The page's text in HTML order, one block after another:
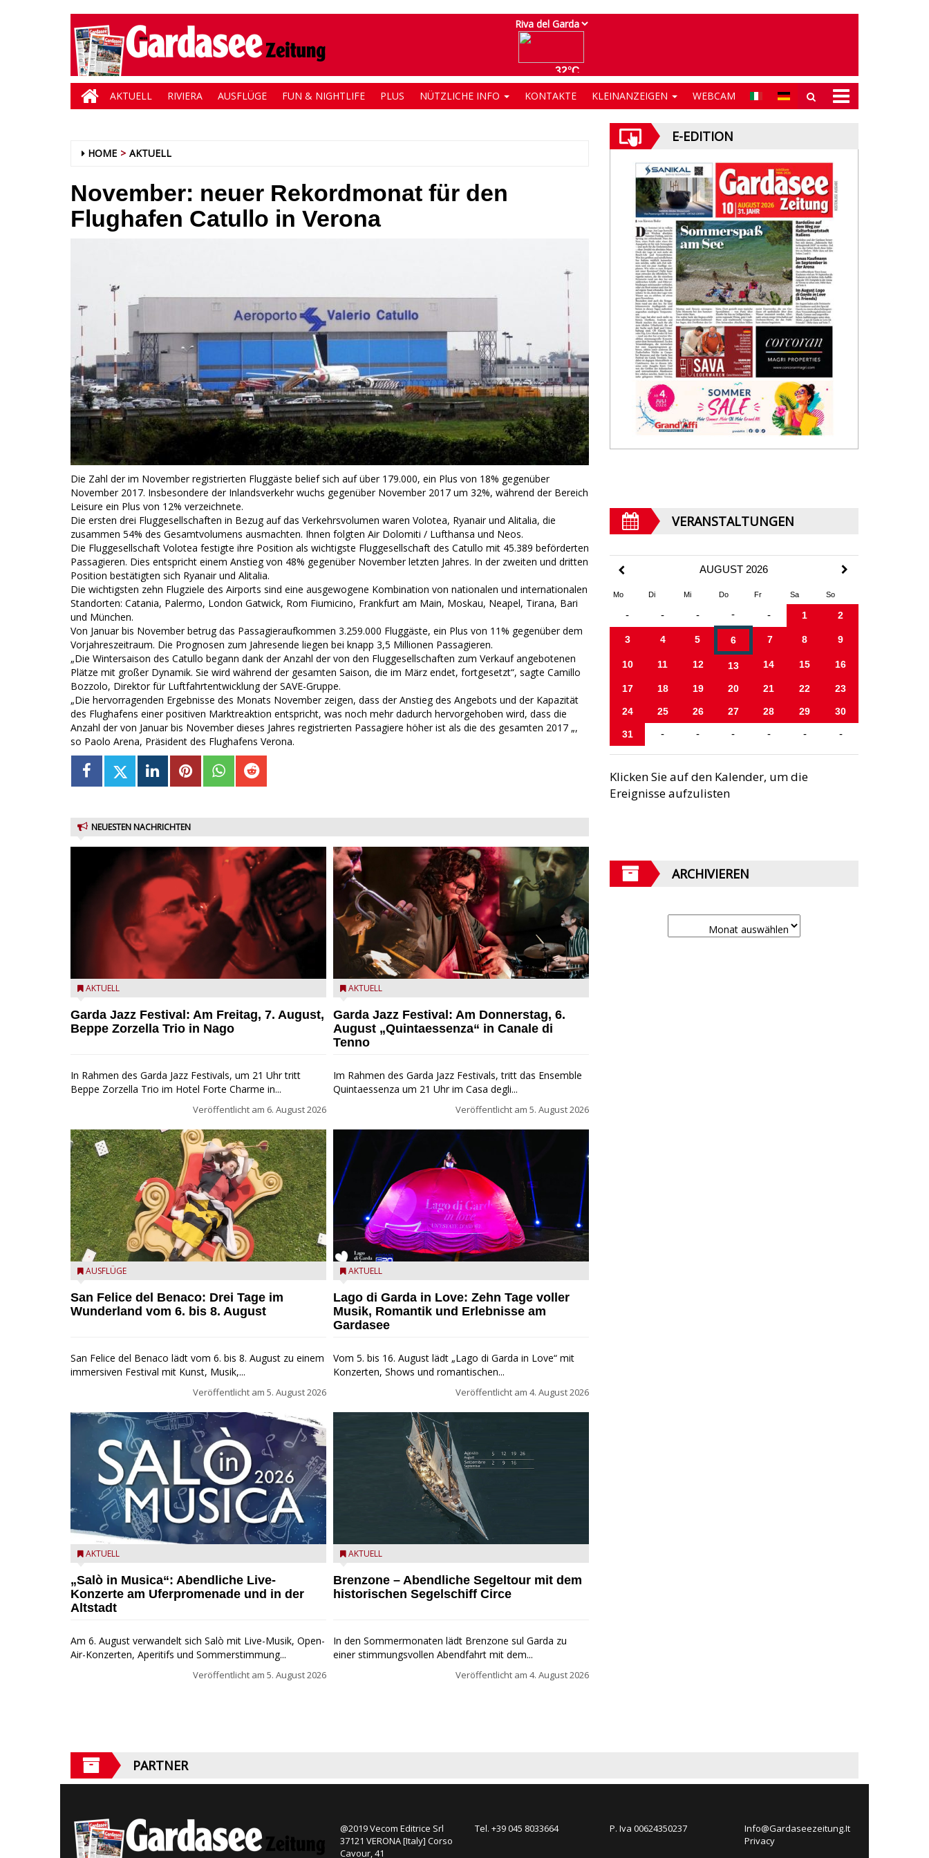
AKTUELL RIVIERA AUSFLÜGE FUN & NIGHTLIFE PLUS NÜTZLICHE INFO KONTAKTE KLEINANZEIGEN WEBCAM
HOME AKTUELL
November: neuer Rekordmonat für den
Flughafen Catullo in Verona
Die Zahl der im November registrierten Fluggäste belief sich auf über 179.000, ein Plus von 18% gegenüber
November 2017. Insbesondere der Inlandsverkehr wuchs gegenüber November 2017 um 32%, während der Bereich
Leisure ein Plus von 12% verzeichnete.
Die ersten drei Fluggesellschaften in Bezug auf das Verkehrsvolumen waren Volotea, Ryanair und Alitalia, die
zusammen 54% des Gesamtvolumens ausmachten. Ihnen folgten Air Dolomiti / Lufthansa und Neos.
Die Fluggesellschaft Volotea festigte ihre Position als wichtigste Fluggesellschaft des Catullo mit 45.389 beförderten
Passagieren. Dies entspricht einem Anstieg von 48% gegenüber November letzten Jahres. In der zweiten und dritten
Position bestätigten sich Ryanair und Alitalia.
Die wichtigsten zehn Flugziele des Airports sind eine ausgewogene Kombination von nationalen und internationalen
Standorten: Catania, Palermo, London Gatwick, Rom Fiumicino, Frankfurt am Main, Moskau, Neapel, Tirana, Bari
und München.
Von Januar bis November betrug das Passagieraufkommen 3.259.000 Fluggäste, ein Plus von 11% gegenüber dem
Vorjahreszeitraum. Die Prognosen zum Jahresende liegen bei knapp 3,5 Millionen Passagieren.
„Die Wintersaison des Catullo begann dank der Anzahl der von den Fluggesellschaften zum Verkauf angebotenen
Plätze mit großer Dynamik. Sie wird während der gesamten Saison, die im März endet, fortgesetzt“, sagte Camillo
Bozzolo, Direktor für Luftfahrtentwicklung der SAVE-Gruppe.
„Die hervorragenden Ergebnisse des Monats November zeigen, dass der Anstieg des Angebots und der Kapazität
des Flughafens einer positiven Marktreaktion entspricht, was noch mehr dadurch hervorgehoben wird, dass die
Anzahl der von Januar bis November dieses Jahres registrierten Passagiere höher ist als die des gesamten 2017 „,
so Paolo Arena, Präsident des Flughafens Verona.
NEUESTEN NACHRICHTEN
Beppe Zorzella Trio zu Gast beim Garda Jazz Festival
AKTUELL
Garda Jazz Festival: Am Freitag, 7. August,
Beppe Zorzella Trio in Nago
In Rahmen des Garda Jazz Festivals, um 21 Uhr tritt
Beppe Zorzella Trio im Hotel Forte Charme in...
Veröffentlicht am 6. August 2026
San Felice del Benaco: Drei Tage im Wunderland
AUSFLÜGE
San Felice del Benaco: Drei Tage im
Wunderland vom 6. bis 8. August
San Felice del Benaco lädt vom 6. bis 8. August zu einem
immersiven Festival mit Kunst, Musik,...
Veröffentlicht am 5. August 2026
Salò in Musica 2026
AKTUELL
„Salò in Musica“: Abendliche Live-
Konzerte am Uferpromenade und in der
Altstadt
Am 6. August verwandelt sich Salò mit Live-Musik, Open-
Air-Konzerten, Aperitifs und Sommerstimmung...
Veröffentlicht am 5. August 2026
Das Ensemble Quintaessenza zu Gast beim Garda Jazz
AKTUELL
Garda Jazz Festival: Am Donnerstag, 6.
August „Quintaessenza“ in Canale di
Tenno
Im Rahmen des Garda Jazz Festivals, tritt das Ensemble
Quintaessenza um 21 Uhr im Casa degli...
Veröffentlicht am 5. August 2026
Lago di Garda in Love
AKTUELL
Lago di Garda in Love: Zehn Tage voller
Musik, Romantik und Erlebnisse am
Gardasee
Vom 5. bis 16. August lädt „Lago di Garda in Love“ mit
Konzerten, Shows und romantischen...
Veröffentlicht am 4. August 2026
Mit dem historischen Segelschiff Circe auf dem
AKTUELL
Brenzone – Abendliche Segeltour mit dem
historischen Segelschiff Circe
In den Sommermonaten lädt Brenzone sul Garda zu
einer stimmungsvollen Abendfahrt mit dem...
Veröffentlicht am 4. August 2026
E-EDITION
VERANSTALTUNGEN
AUGUST 2026
Mo Di Mi Do Fr Sa So
- - - - - 1 2
3 4 5 6 7 8 9
10 11 12 13 14 15 16
17 18 19 20 21 22 23
24 25 26 27 28 29 30
31 - - - - - -
Klicken Sie auf den Kalender, um die
Ereignisse aufzulisten
ARCHIVIEREN
PARTNER
@2019 Vecom Editrice Srl
37121 VERONA [Italy] Corso
Cavour, 41
Tel. +39 045 8033664 P. Iva 00624350237
Info@Gardaseezeitung.It
Privacy